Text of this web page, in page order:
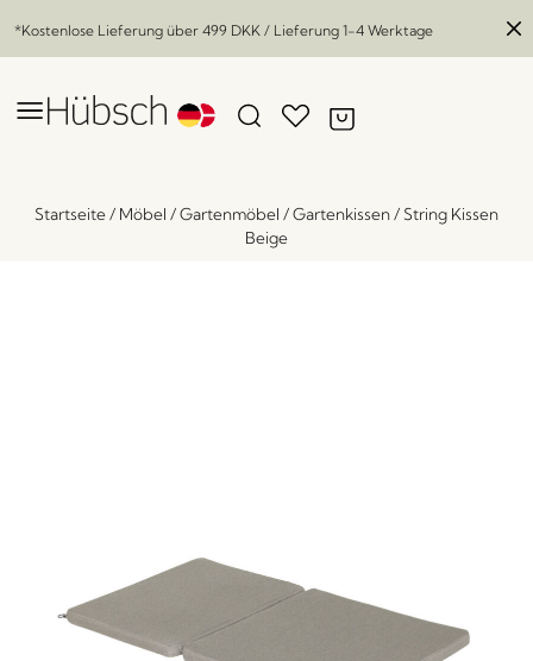
*Kostenlose Lieferung über 499 DKK / Lieferung 1-4 Werktage
Startseite/ Möbel /Gartenmöbel /Gartenkissen/ String Kissen
Beige